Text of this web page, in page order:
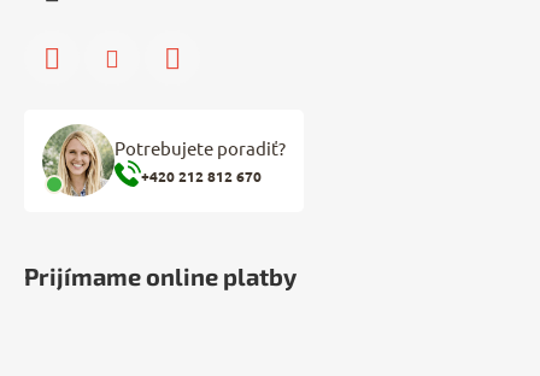
Potrebujete poradiť?
+420 212 812 670
Prijímame online platby